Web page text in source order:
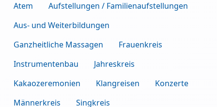
Atem
Aufstellungen / Familienaufstellungen
Aus- und Weiterbildungen
Ganzheitliche Massagen
Frauenkreis
Instrumentenbau
Jahreskreis
Kakaozeremonien
Klangreisen
Konzerte
Männerkreis
Singkreis